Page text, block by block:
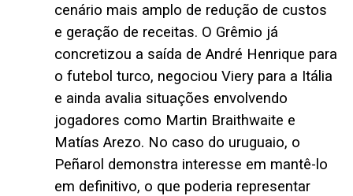
cenário mais amplo de redução de custos
e geração de receitas. O Grêmio já
concretizou a saída de André Henrique para
o futebol turco, negociou Viery para a Itália
e ainda avalia situações envolvendo
jogadores como Martin Braithwaite e
Matías Arezo. No caso do uruguaio, o
Peñarol demonstra interesse em mantê-lo
em definitivo, o que poderia representar